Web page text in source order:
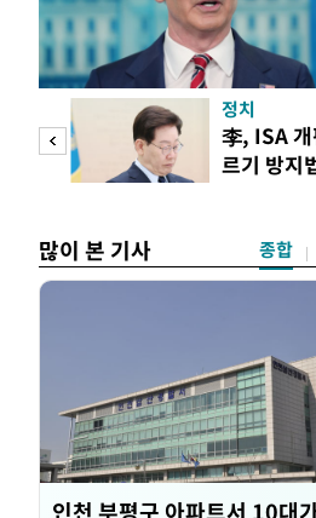
정치
李, ISA
르기 방지
많이 본 기사 종합
인천 부평구 아파트서 10대